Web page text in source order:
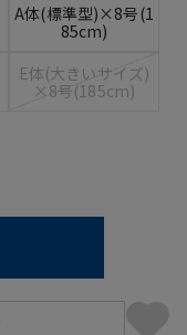
A体(標準型)×8号(1
85cm)
E体(大きいサイズ)
×8号(185cm)